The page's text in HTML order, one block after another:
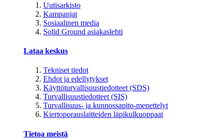
Uutisarkisto
Kampanjat
Sosiaalinen media
Solid Ground asiakaslehti
Lataa keskus
Tekniset tiedot
Ehdot ja edellytykset
Käyttöturvallisuustiedotteet (SDS)
Turvallisuustiedotteet (SIS)
Turvallisuus- ja kunnossapito-menettelyt
Kiertoporauslaitteiden läpikulkuoppaat
Tietoa meistä